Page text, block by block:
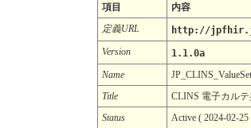
項目
内容
定義URL
http://jpfhir.jp/
Version
1.1.0a
Name
Title
CLINS 電子カル
Status
Active ( 2024-02-25